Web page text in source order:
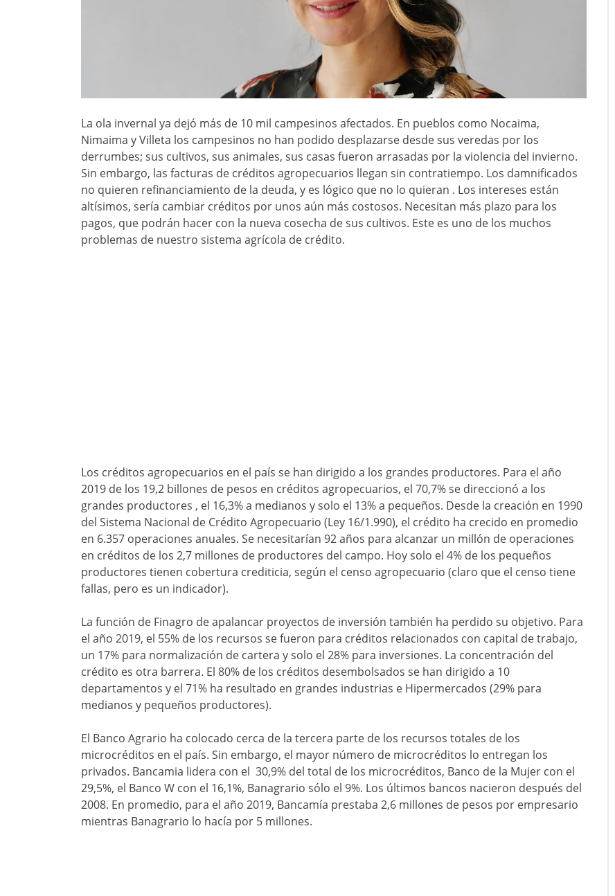
La ola invernal ya dejó más de 10 mil campesinos afectados. En pueblos como Nocaima,
Nimaima y Villeta los campesinos no han podido desplazarse desde sus veredas por los
derrumbes; sus cultivos, sus animales, sus casas fueron arrasadas por la violencia del invierno.
Sin embargo, las facturas de créditos agropecuarios llegan sin contratiempo. Los damnificados
no quieren refinanciamiento de la deuda, y es lógico que no lo quieran . Los intereses están
altísimos, sería cambiar créditos por unos aún más costosos. Necesitan más plazo para los
pagos, que podrán hacer con la nueva cosecha de sus cultivos. Este es uno de los muchos
problemas de nuestro sistema agrícola de crédito.
Los créditos agropecuarios en el país se han dirigido a los grandes productores. Para el año
2019 de los 19,2 billones de pesos en créditos agropecuarios, el 70,7% se direccionó a los
grandes productores , el 16,3% a medianos y solo el 13% a pequeños. Desde la creación en 1990
del Sistema Nacional de Crédito Agropecuario (Ley 16/1.990), el crédito ha crecido en promedio
en 6.357 operaciones anuales. Se necesitarían 92 años para alcanzar un millón de operaciones
en créditos de los 2,7 millones de productores del campo. Hoy solo el 4% de los pequeños
productores tienen cobertura crediticia, según el censo agropecuario (claro que el censo tiene
fallas, pero es un indicador).
La función de Finagro de apalancar proyectos de inversión también ha perdido su objetivo. Para
el año 2019, el 55% de los recursos se fueron para créditos relacionados con capital de trabajo,
un 17% para normalización de cartera y solo el 28% para inversiones. La concentración del
crédito es otra barrera. El 80% de los créditos desembolsados se han dirigido a 10
departamentos y el 71% ha resultado en grandes industrias e Hipermercados (29% para
medianos y pequeños productores).
El Banco Agrario ha colocado cerca de la tercera parte de los recursos totales de los
microcréditos en el país. Sin embargo, el mayor número de microcréditos lo entregan los
privados. Bancamia lidera con el 30,9% del total de los microcréditos, Banco de la Mujer con el
29,5%, el Banco W con el 16,1%, Banagrario sólo el 9%. Los últimos bancos nacieron después del
2008. En promedio, para el año 2019, Bancamía prestaba 2,6 millones de pesos por empresario
mientras Banagrario lo hacía por 5 millones.